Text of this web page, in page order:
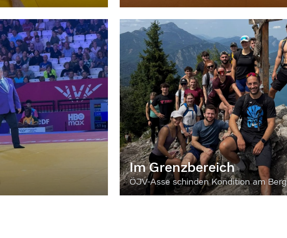
Im Grenzbereich
ÖJV-Asse schinden Kondition am Berg